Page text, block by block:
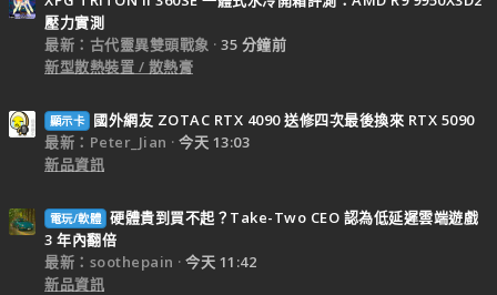
壓力實測
最新：古代靈異雙頭戰象
35 分鐘前
新型散熱裝置 / 散熱膏
顯示卡
國外網友 ZOTAC RTX 4090 送修四次最後換來 RTX 5090
最新：Peter_Jian
今天 13:03
新品資訊
電玩/軟體 硬體貴到買不起？Take-Two CEO 認為低延遲雲端遊戲
3 年內翻倍
最新：soothepain
今天 11:42
新品資訊